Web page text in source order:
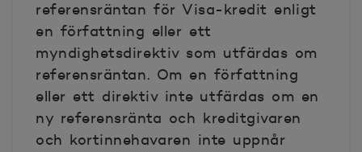
referensräntan för Visa-kredit enligt
en författning eller ett
myndighetsdirektiv som utfärdas om
referensräntan. Om en författning
eller ett direktiv inte utfärdas om en
ny referensränta och kreditgivaren
och kortinnehavaren inte uppnår